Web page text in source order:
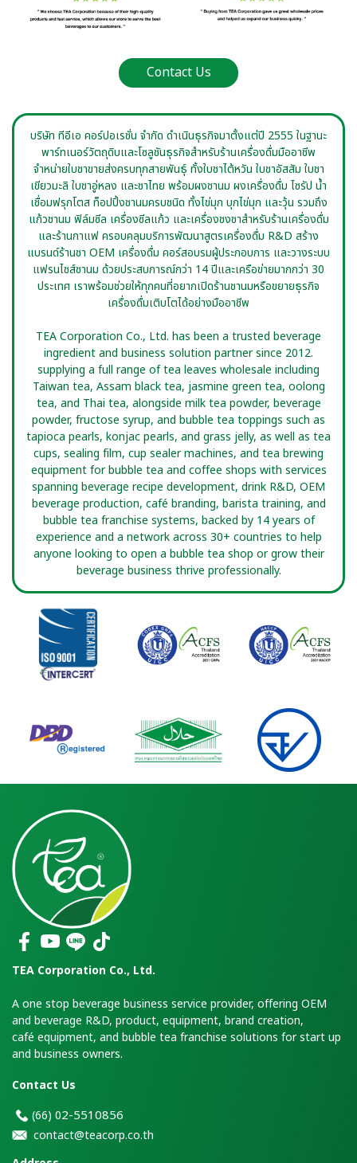
Contact Us
บริษัท ทีอีเอ คอร์ปอเรชั่น จำกัด ดำเนินธุรกิจมาตั้งแต่ปี 2555 ในฐานะ
พาร์ทเนอร์วัตถุดิบและโซลูชันธุรกิจสำหรับร้านเครื่องดื่มมืออาชีพ
จำหน่ายใบชาขายส่งครบทุกสายพันธุ์ ทั้งใบชาไต้หวัน ใบชาอัสสัม ใบชา
เขียวมะลิ ใบชาอู่หลง และชาไทย พร้อมผงชานม ผงเครื่องดื่ม ไซรัป น้ำ
เชื่อมฟรุกโตส ท็อปปิ้งชานมครบชนิด ทั้งไข่มุก บุกไข่มุก และวุ้น รวมถึง
แก้วชานม ฟิล์มซีล เครื่องซีลแก้ว และเครื่องชงชาสำหรับร้านเครื่องดื่ม
และร้านกาแฟ ครอบคลุมบริการพัฒนาสูตรเครื่องดื่ม R&D สร้าง
แบรนด์ร้านชา OEM เครื่องดื่ม คอร์สอบรมผู้ประกอบการ และวางระบบ
แฟรนไชส์ชานม ด้วยประสบการณ์กว่า 14 ปีและเครือข่ายมากกว่า 30
ประเทศ เราพร้อมช่วยให้ทุกคนที่อยากเปิดร้านชานมหรือขยายธุรกิจ
เครื่องดื่มเติบโตได้อย่างมืออาชีพ
TEA Corporation Co., Ltd. has been a trusted beverage
ingredient and business solution partner since 2012.
supplying a full range of tea leaves wholesale including
Taiwan tea, Assam black tea, jasmine green tea, oolong
tea, and Thai tea, alongside milk tea powder, beverage
powder, fructose syrup, and bubble tea toppings such as
tapioca pearls, konjac pearls, and grass jelly, as well as tea
cups, sealing film, cup sealer machines, and tea brewing
equipment for bubble tea and coffee shops with services
spanning beverage recipe development, drink R&D, OEM
beverage production, café branding, barista training, and
bubble tea franchise systems, backed by 14 years of
experience and a network across 30+ countries to help
anyone looking to open a bubble tea shop or grow their
beverage business thrive professionally.
TEA Corporation Co., Ltd.
A one stop beverage business service provider, offering OEM
and beverage R&D, product, equipment, brand creation,
café equipment, and bubble tea franchise solutions for start up
and business owners.
Contact Us
(66) 02-5510856
contact@teacorp.co.th